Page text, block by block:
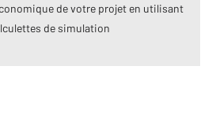
de votre projet en utilisant
de simulation